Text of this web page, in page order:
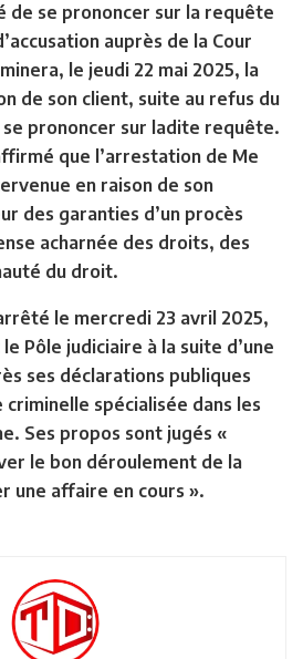
de se prononcer sur la requête
auprès de la Cour
le jeudi 22 mai 2025, la
de son client, suite au refus du
prononcer sur ladite requête.
que l’arrestation de Me
en raison de son
des garanties d’un procès
acharnée des droits, des
du droit.
le mercredi 23 avril 2025,
Pôle judiciaire à la suite d’une
ses déclarations publiques
spécialisée dans les
Ses propos sont jugés «
le bon déroulement de la
une affaire en cours ».